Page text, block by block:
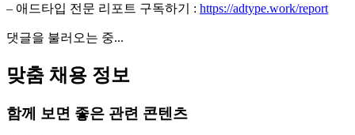
– 애드타입 전문 리포트 구독하기 : https://adtype.work/report
댓글을 불러오는 중...
맞춤 채용 정보
함께 보면 좋은 관련 콘텐츠